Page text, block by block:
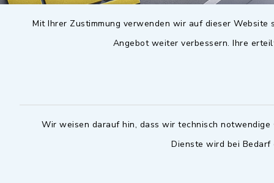
Mit Ihrer Zustimmung verwenden wir auf dieser
Angebot weiter verbessern. Ihre
Wir weisen darauf hin, dass wir technisch
Dienste wird bei